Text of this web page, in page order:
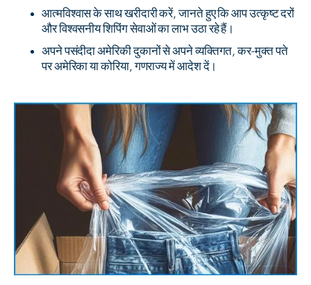
आत्मविश्वास के साथ खरीदारी करें, जानते हुए कि आप उत्कृष्ट दरों
और विश्वसनीय शिपिंग सेवाओं का लाभ उठा रहे हैं।
अपने पसंदीदा अमेरिकी दुकानों से अपने व्यक्तिगत, कर-मुक्त पते
पर अमेरिका या कोरिया, गणराज्य में आदेश दें।